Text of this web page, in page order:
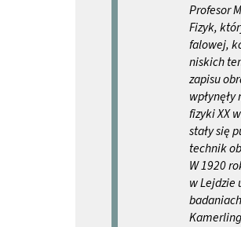
Profesor
Fizyk,
falowej,
niskich
zapisu
fizyki XX
stały się
technik
W 1920
w Lejdzie